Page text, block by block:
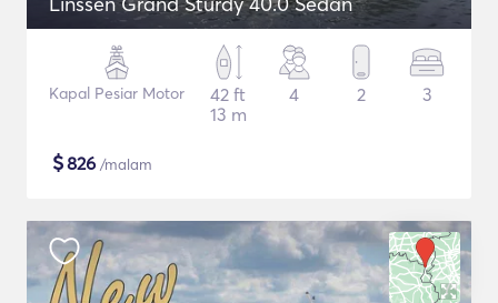
Kapal Pesiar Motor
42 ft
13 m
4 2 3
$826 /malam